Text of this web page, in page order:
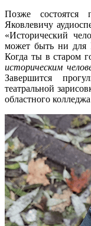
Позже состоятся
Яковлевичу
«Исторический
может быть ни для
Когда ты в старом
историческим
Завершится
театральной
областного